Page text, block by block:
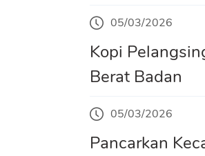
05/03/2026
Kopi
Berat Badan
05/03/2026
Pancarkan